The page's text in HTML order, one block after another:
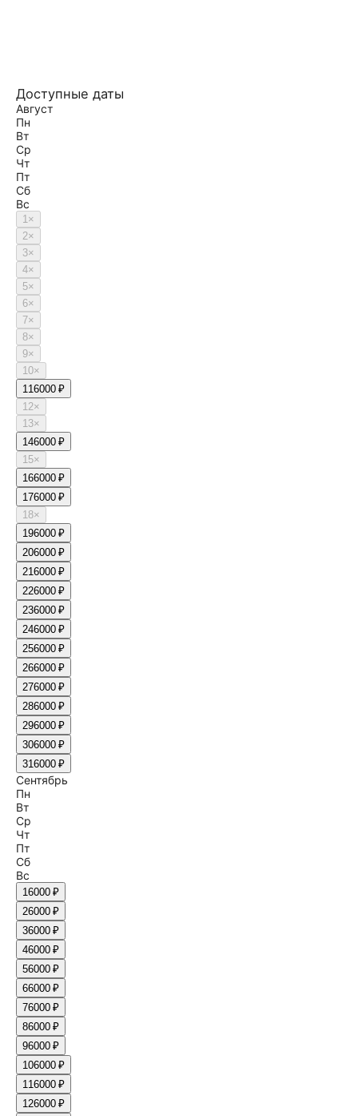
Доступные даты
Август
Пн
Вт
Ср
Чт
Пт
Сб
Вс
1×
2×
3×
4×
5×
6×
7×
8×
9×
10×
116000 ₽
12×
13×
146000 ₽
15×
166000 ₽
176000 ₽
18×
196000 ₽
206000 ₽
216000 ₽
226000 ₽
236000 ₽
246000 ₽
256000 ₽
266000 ₽
276000 ₽
286000 ₽
296000 ₽
306000 ₽
316000 ₽
Сентябрь
Пн
Вт
Ср
Чт
Пт
Сб
Вс
16000 ₽
26000 ₽
36000 ₽
46000 ₽
56000 ₽
66000 ₽
76000 ₽
86000 ₽
96000 ₽
106000 ₽
116000 ₽
126000 ₽